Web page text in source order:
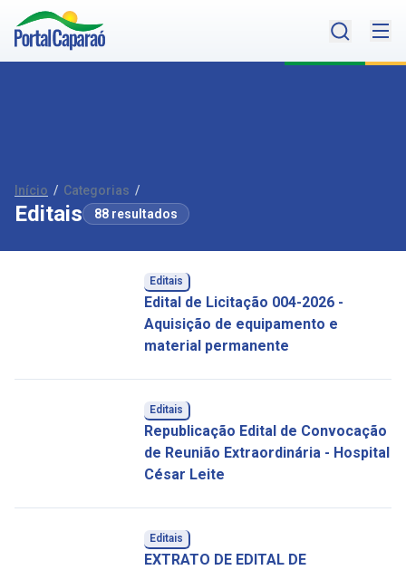
Início / Categorias /
Editais 88 resultados
Editais
Edital de Licitação 004-2026 -
Aquisição de equipamento e
material permanente
Editais
Republicação Edital de Convocação
de Reunião Extraordinária - Hospital
César Leite
Editais
EXTRATO DE EDITAL DE